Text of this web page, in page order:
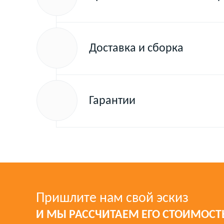
Доставка и сборка
Гарантии
Пришлите нам свой эскиз
И МЫ РАССЧИТАЕМ ЕГО